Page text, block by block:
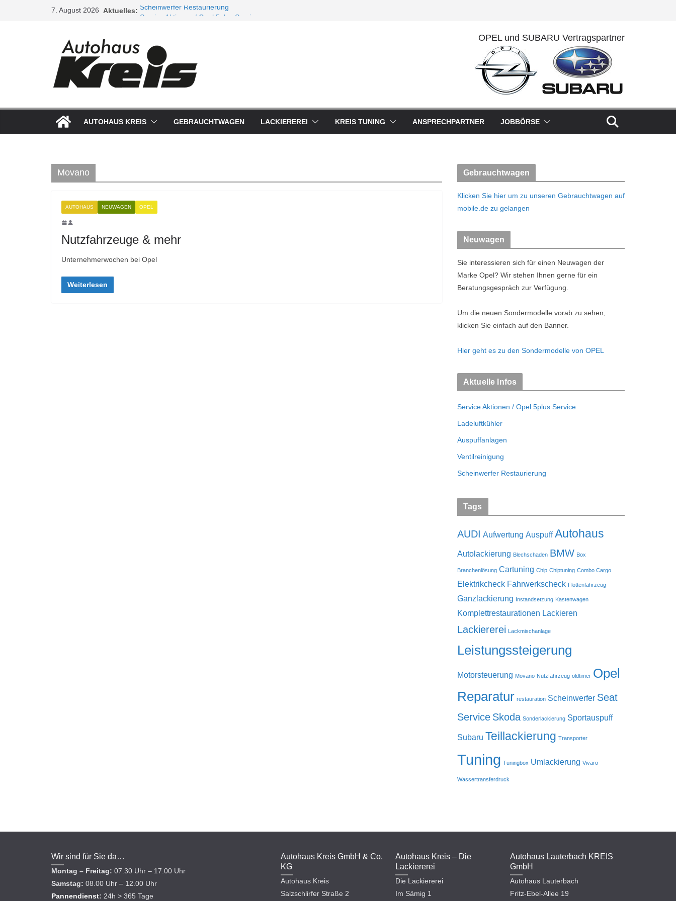
7. August 2026 Aktuelles: Scheinwerfer Restaurierung
Ventilreinigung
OPEL und SUBARU Vertragspartner
AUTOHAUS KREIS GEBRAUCHTWAGEN LACKIEREREI KREIS TUNING ANSPRECHPARTNER JOBBÖRSE
Movano
AUTOHAUS NEUWAGEN OPEL
Nutzfahrzeuge & mehr
Unternehmerwochen bei Opel
Weiterlesen
Gebrauchtwagen
Klicken Sie hier um zu unseren Gebrauchtwagen auf
mobile.de zu gelangen
Neuwagen
Sie interessieren sich für einen Neuwagen der
Marke Opel? Wir stehen Ihnen gerne für ein
Beratungsgespräch zur Verfügung.
Um die neuen Sondermodelle vorab zu sehen,
klicken Sie einfach auf den Banner.
Hier geht es zu den Sondermodelle von OPEL
Aktuelle Infos
Service Aktionen / Opel 5plus Service
Ladeluftkühler
Auspuffanlagen
Ventilreinigung
Scheinwerfer Restaurierung
Tags
AUDI Aufwertung Auspuff Autohaus
Autolackierung Blechschaden BMW Box
Branchenlösung Cartuning Chip Chiptuning Combo Cargo
Elektrikcheck Fahrwerkscheck Flottenfahrzeug
Ganzlackierung Instandsetzung Kastenwagen
Komplettrestaurationen Lackieren
Lackiererei Lackmischanlage
Leistungssteigerung
Motorsteuerung Movano Nutzfahrzeug oldtimer Opel
Reparatur restauration Scheinwerfer Seat
Service Skoda Sonderlackierung Sportauspuff
Subaru Teillackierung Transporter
Tuning Tuningbox Umlackierung Vivaro
Wassertransferdruck
Wir sind für Sie da…
Montag – Freitag: 07.30 Uhr – 17.00 Uhr
Samstag: 08.00 Uhr – 12.00 Uhr
Pannendienst: 24h > 365 Tage
Autohaus Kreis GmbH & Co.
KG
Autohaus Kreis
Salzschlirfer Straße 2
Autohaus Kreis – Die
Lackiererei
Die Lackiererei
Im Sämig 1
Autohaus Lauterbach KREIS
GmbH
Autohaus Lauterbach
Fritz-Ebel-Allee 19